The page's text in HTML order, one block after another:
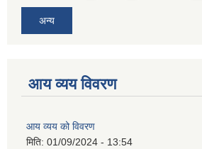
अन्य
आय व्यय विवरण
आय व्यय को विवरण
मिति: 01/09/2024 - 13:54